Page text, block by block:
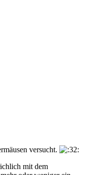
versucht.
mit dem